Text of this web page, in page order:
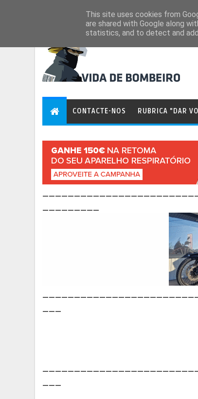
CONTACTE-NOS RUBRICA "DAR
This site uses cookies from
are shared with Google along
statistics, and to detect and